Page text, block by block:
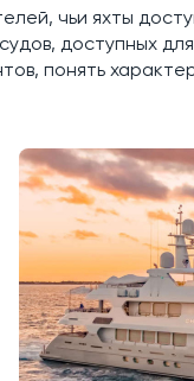
чьи яхты
доступных
понять